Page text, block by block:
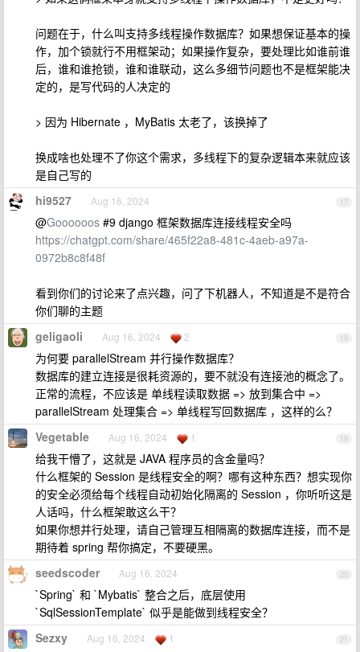
问题在于，什么叫支持多线程操作数据库？如果想保证基本的操
作，加个锁就行不用框架动；如果操作复杂，要处理比如谁前谁
后，谁和谁抢锁，谁和谁联动，这么多细节问题也不是框架能决
定的，是写代码的人决定的
> 因为 Hibernate ，MyBatis 太老了，该换掉了
换成啥也处理不了你这个需求，多线程下的复杂逻辑本来就应该
是自己写的
17
hi9527 Aug 16, 2024
@Goooooos #9 django 框架数据库连接线程安全吗
https://chatgpt.com/share/465f22a8-481c-4aeb-a97a-
0972b8c8f48f
看到你们的讨论来了点兴趣，问了下机器人，不知道是不是符合
你们聊的主题
18
geligaoli Aug 16, 2024 2
为何要 parallelStream 并行操作数据库？
数据库的建立连接是很耗资源的，要不就没有连接池的概念了。
正常的流程，不应该是 单线程读取数据 => 放到集合中 =>
parallelStream 处理集合 => 单线程写回数据库 ，这样的么？
19
Vegetable Aug 16, 2024 1
给我干懵了，这就是 JAVA 程序员的含金量吗？
什么框架的 Session 是线程安全的啊？哪有这种东西？想实现你
的安全必须给每个线程自动初始化隔离的 Session ，你听听这是
人话吗，什么框架敢这么干？
如果你想并行处理，请自己管理互相隔离的数据库连接，而不是
期待着 spring 帮你搞定，不要硬黑。
20
seedscoder Aug 16, 2024
`Spring` 和 `Mybatis` 整合之后，底层使用
`SqlSessionTemplate` 似乎是能做到线程安全？
21
Sezxy Aug 16, 2024 1